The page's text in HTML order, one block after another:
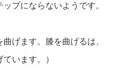
プにならないようです。
げます。膝を曲げるは、
います。）